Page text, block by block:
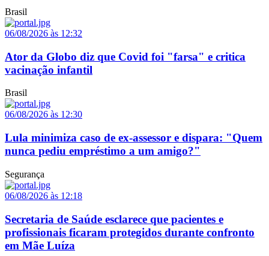
Brasil
06/08/2026 às 12:32
Ator da Globo diz que Covid foi "farsa" e critica
vacinação infantil
Brasil
06/08/2026 às 12:30
Lula minimiza caso de ex-assessor e dispara: "Quem
nunca pediu empréstimo a um amigo?"
Segurança
06/08/2026 às 12:18
Secretaria de Saúde esclarece que pacientes e
profissionais ficaram protegidos durante confronto
em Mãe Luíza